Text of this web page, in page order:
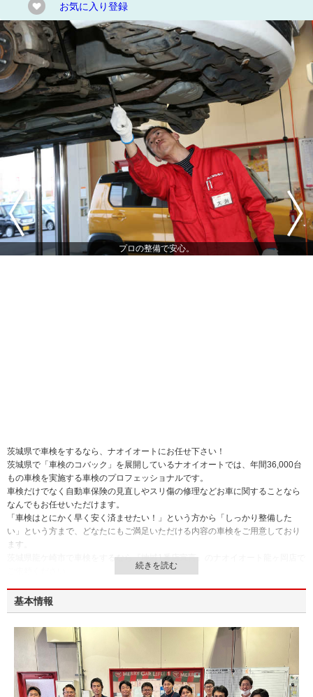
お気に入り登録
プロの整備で安心。
茨城県で車検をするなら、ナオイオートにお任せ下さい！
茨城県で「車検のコバック」を展開しているナオイオートでは、年間36,000台
もの車検を実施する車検のプロフェッショナルです。
車検だけでなく自動車保険の見直しやスリ傷の修理などお車に関することなら
なんでもお任せいただけます。
「車検はとにかく早く安く済ませたい！」という方から「しっかり整備した
い」という方まで、どなたにもご満足いただける内容の車検をご用意しており
ます。
茨城県龍ケ崎市で車検をするなら『地域1番店宣言』のナオイオート龍ヶ岡店で
基本情報